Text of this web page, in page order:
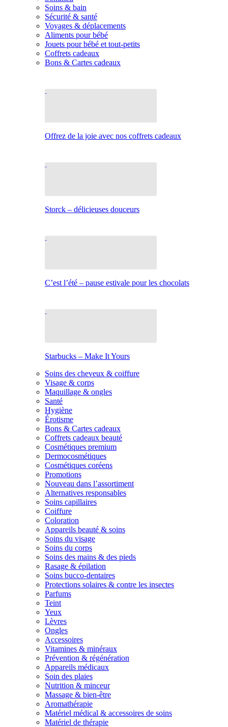
Soins & bain
Sécurité & santé
Voyages & déplacements
Aliments pour bébé
Jouets pour bébé et tout-petits
Coffrets cadeaux
Bons & Cartes cadeaux
Offrez de la joie avec nos coffrets cadeaux
Storck – délicieuses douceurs
C’est l’été – pause estivale pour les chocolats
Starbucks – Make It Yours
Soins des cheveux & coiffure
Visage & corps
Maquillage & ongles
Santé
Hygiène
Érotisme
Bons & Cartes cadeaux
Coffrets cadeaux beauté
Cosmétiques premium
Dermocosmétiques
Cosmétiques coréens
Promotions
Nouveau dans l’assortiment
Alternatives responsables
Soins capillaires
Coiffure
Coloration
Appareils beauté & soins
Soins du visage
Soins du corps
Soins des mains & des pieds
Rasage & épilation
Soins bucco-dentaires
Protections solaires & contre les insectes
Parfums
Teint
Yeux
Lèvres
Ongles
Accessoires
Vitamines & minéraux
Prévention & régénération
Appareils médicaux
Soin des plaies
Nutrition & minceur
Massage & bien-être
Aromathérapie
Matériel médical & accessoires de soins
Matériel de thérapie